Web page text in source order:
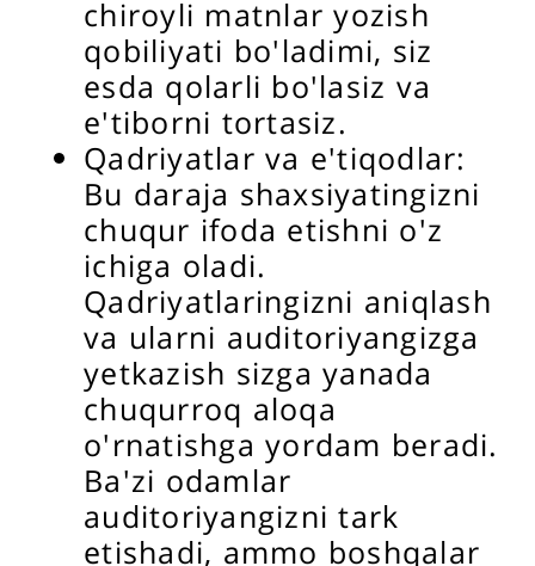
chiroyli matnlar yozish
qobiliyati bo'ladimi, siz
esda qolarli bo'lasiz va
e'tiborni tortasiz.
Qadriyatlar va e'tiqodlar:
Bu daraja shaxsiyatingizni
chuqur ifoda etishni o'z
ichiga oladi.
Qadriyatlaringizni aniqlash
va ularni auditoriyangizga
yetkazish sizga yanada
chuqurroq aloqa
o'rnatishga yordam beradi.
Ba'zi odamlar
auditoriyangizni tark
etishadi, ammo boshqalar